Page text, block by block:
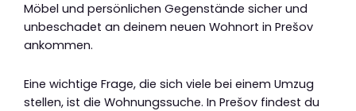
Möbel und persönlichen Gegenstände sicher und
unbeschadet an deinem neuen Wohnort in Prešov
ankommen.
Eine wichtige Frage, die sich viele bei einem Umzug
stellen, ist die Wohnungssuche. In Prešov findest du